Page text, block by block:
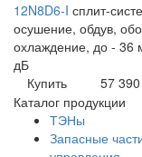
12N8D6-I сплит-
осушение, обдув,
охлаждение, до - 36
дБ
Купить
57
Каталог продукции
ТЭНы
Запасные